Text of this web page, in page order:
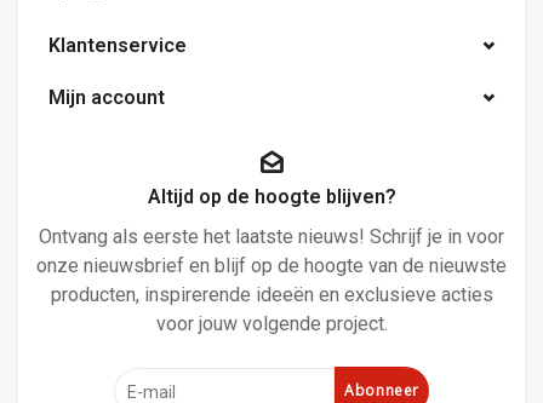
Klantenservice
Mijn account
Altijd op de hoogte blijven?
Ontvang als eerste het laatste nieuws! Schrijf je in voor
onze nieuwsbrief en blijf op de hoogte van de nieuwste
producten, inspirerende ideeën en exclusieve acties
voor jouw volgende project.
Abonneer